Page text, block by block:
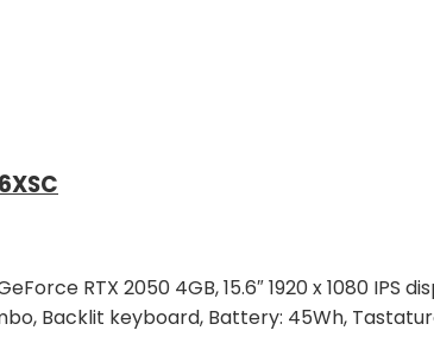
RTX 2050 4GB, 15.6″ 1920 x 1080 IPS
Backlit keyboard, Battery: 45Wh,